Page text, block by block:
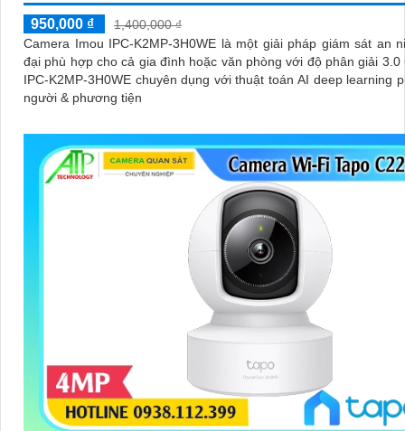
950,000 ₫
1,400,000 ₫
Camera Imou IPC-K2MP-3H0WE là một giải pháp giám sát an
đại phù hợp cho cả gia đình hoặc văn phòng với độ phân giải 3.0
IPC-K2MP-3H0WE chuyên dụng với thuật toán AI deep learning
người & phương tiện